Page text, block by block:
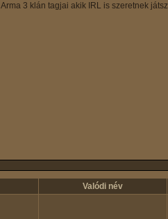
Arma 3 klán tagjai akik IRL is szeretnek
Valódi név